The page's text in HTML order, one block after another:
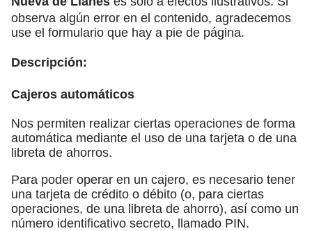
observa algún error en el contenido, agradecemos
use el formulario que hay a pie de página.
Descripción:
Cajeros automáticos
Nos permiten realizar ciertas operaciones de forma
automática mediante el uso de una tarjeta o de una
libreta de ahorros.
Para poder operar en un cajero, es necesario tener
una tarjeta de crédito o débito (o, para ciertas
operaciones, de una libreta de ahorro), así como un
número identificativo secreto, llamado PIN.